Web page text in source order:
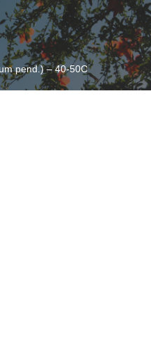
pend.) – 40-50C